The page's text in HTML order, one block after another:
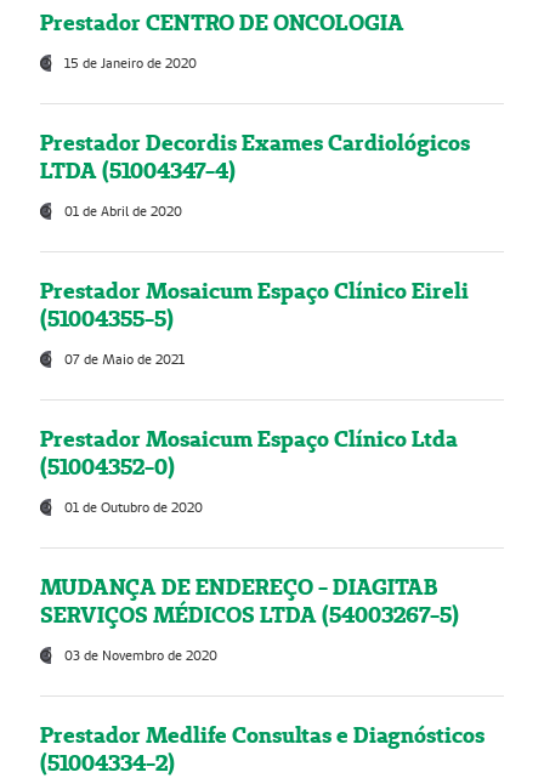
Prestador CENTRO DE ONCOLOGIA
15 de Janeiro de 2020
Prestador Decordis Exames Cardiológicos
LTDA (51004347-4)
01 de Abril de 2020
Prestador Mosaicum Espaço Clínico Eireli
(51004355-5)
07 de Maio de 2021
Prestador Mosaicum Espaço Clínico Ltda
(51004352-0)
01 de Outubro de 2020
MUDANÇA DE ENDEREÇO - DIAGITAB
SERVIÇOS MÉDICOS LTDA (54003267-5)
03 de Novembro de 2020
Prestador Medlife Consultas e Diagnósticos
(51004334-2)